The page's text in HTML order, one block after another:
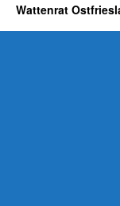
Wattenrat